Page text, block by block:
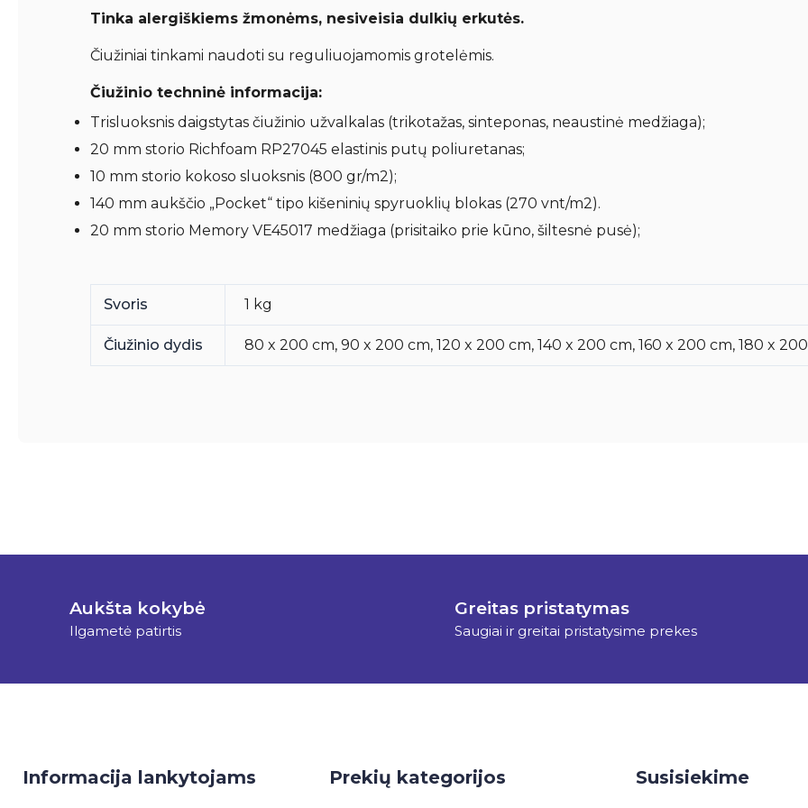
Tinka alergiškiems žmonėms, nesiveisia dulkių erkutės.
Čiužiniai tinkami naudoti su reguliuojamomis grotelėmis.
Čiužinio techninė informacija:
Trisluoksnis daigstytas čiužinio užvalkalas (trikotažas, sinteponas, neaustinė medžiaga);
20 mm storio Richfoam RP27045 elastinis putų poliuretanas;
10 mm storio kokoso sluoksnis (800 gr/m2);
140 mm aukščio „Pocket“ tipo kišeninių spyruoklių blokas (270 vnt/m2).
20 mm storio Memory VE45017 medžiaga (prisitaiko prie kūno, šiltesnė pusė);
Svoris 1 kg
Čiužinio dydis 80 x 200 cm, 90 x 200 cm, 120 x 200 cm, 140 x 200 cm, 160 x 200 cm, 180 x
Aukšta kokybė
Ilgametė patirtis
Greitas pristatymas
Saugiai ir greitai pristatysime prekes
Informacija lankytojams Prekių kategorijos Susisiekime